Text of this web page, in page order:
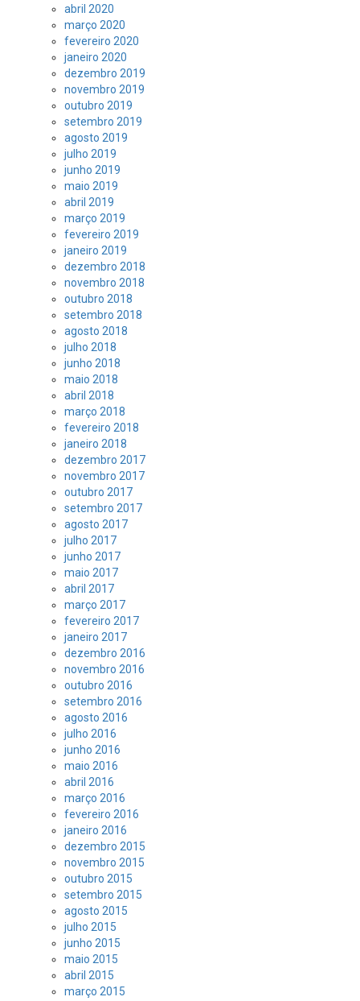
abril 2020
março 2020
fevereiro 2020
janeiro 2020
dezembro 2019
novembro 2019
outubro 2019
setembro 2019
agosto 2019
julho 2019
junho 2019
maio 2019
abril 2019
março 2019
fevereiro 2019
janeiro 2019
dezembro 2018
novembro 2018
outubro 2018
setembro 2018
agosto 2018
julho 2018
junho 2018
maio 2018
abril 2018
março 2018
fevereiro 2018
janeiro 2018
dezembro 2017
novembro 2017
outubro 2017
setembro 2017
agosto 2017
julho 2017
junho 2017
maio 2017
abril 2017
março 2017
fevereiro 2017
janeiro 2017
dezembro 2016
novembro 2016
outubro 2016
setembro 2016
agosto 2016
julho 2016
junho 2016
maio 2016
abril 2016
março 2016
fevereiro 2016
janeiro 2016
dezembro 2015
novembro 2015
outubro 2015
setembro 2015
agosto 2015
julho 2015
junho 2015
maio 2015
abril 2015
março 2015